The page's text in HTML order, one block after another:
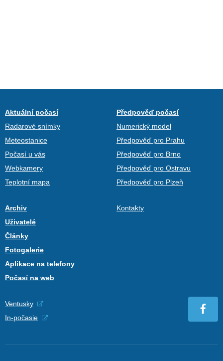
Aktuální počasí
Radarové snímky
Meteostanice
Počasí u vás
Webkamery
Teplotní mapa
Předpověď počasí
Numerický model
Předpověď pro Prahu
Předpověď pro Brno
Předpověď pro Ostravu
Předpověď pro Plzeň
Archiv
Uživatelé
Články
Fotogalerie
Aplikace na telefony
Počasí na web
Kontakty
Ventusky
In-počasie